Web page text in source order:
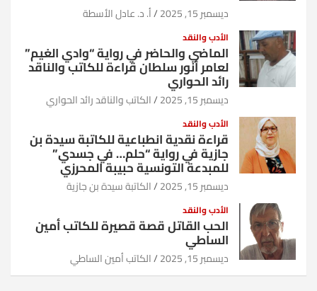
ديسمبر 15, 2025 أ. د. عادل الأسطة
الأدب والنقد
الماضي والحاضر في رواية “وادي الغيم”
لعامر أنور سلطان قراءة للكاتب والناقد
رائد الحواري
ديسمبر 15, 2025 الكاتب والناقد رائد الحواري
الأدب والنقد
قراءة نقدية انطباعية للكاتبة سيدة بن
جازية في رواية “حلم… في جسدي”
للمبدعة التونسية حبيبة المحرزي
ديسمبر 15, 2025 الكاتبة سيدة بن جازية
الأدب والنقد
الحب القاتل قصة قصيرة للكاتب أمين
الساطي
ديسمبر 15, 2025 الكاتب أمين الساطي